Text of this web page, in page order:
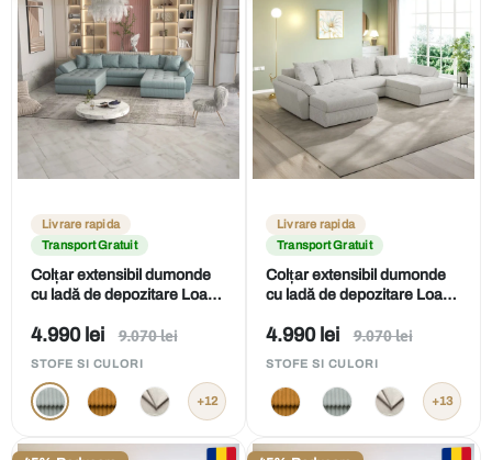
Livrare rapida
Transport Gratuit
Colțar extensibil dumonde
cu ladă de depozitare Loana
cm
Preț
de
vânzare
4.990 lei
Preț
9.070 lei
STOFE SI CULORI
+12
Livrare rapida
Transport Gratuit
Colțar extensibil dumonde
cu ladă de depozitare Loana
Preț
de
vânzare
4.990 lei
Preț
9.070 lei
STOFE SI CULORI
+13